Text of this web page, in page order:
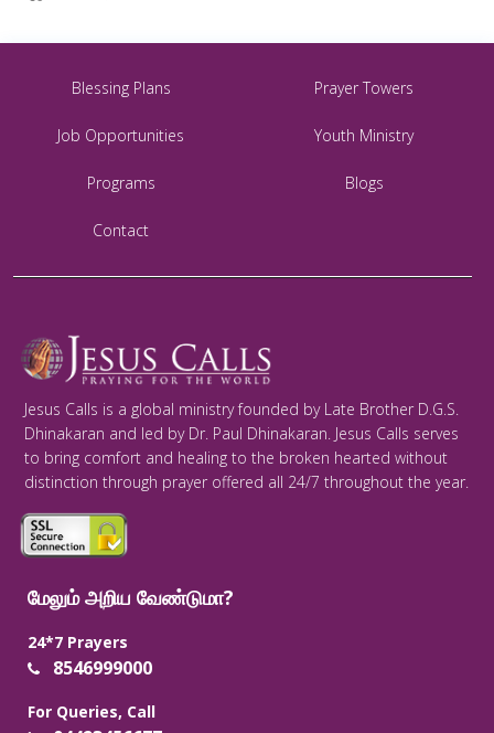
Blessing Plans Prayer Towers
Job Opportunities Youth Ministry
Programs Blogs
Contact
Jesus Calls is a global ministry founded by Late Brother D.G.S.
Dhinakaran and led by Dr. Paul Dhinakaran. Jesus Calls serves
to bring comfort and healing to the broken hearted without
distinction through prayer offered all 24/7 throughout the year.
மேலும் அறிய வேண்டுமா?
24*7 Prayers
8546999000
For Queries, Call